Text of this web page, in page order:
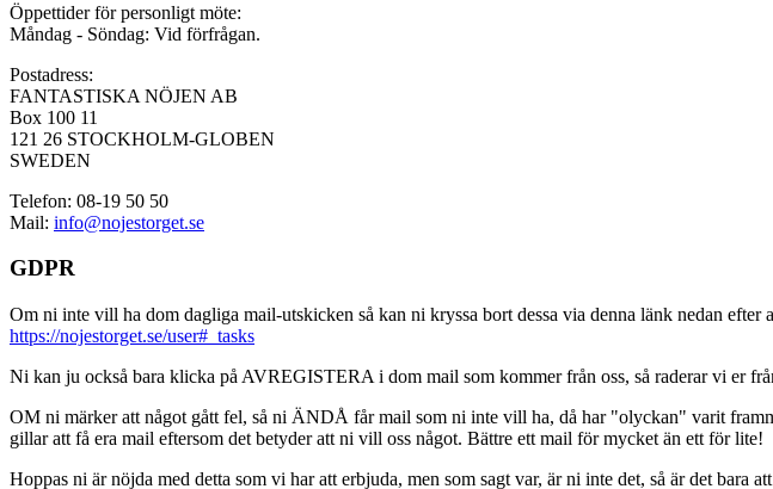
Öppettider för personligt möte:
Måndag - Söndag: Vid förfrågan.
Postadress:
FANTASTISKA NÖJEN AB
Box 100 11
121 26 STOCKHOLM-GLOBEN
SWEDEN
Telefon: 08-19 50 50
Mail: info@nojestorget.se
GDPR
Om ni inte vill ha dom dagliga mail-utskicken så kan ni kryssa bort dessa via denna länk nedan efter
https://nojestorget.se/user#_tasks
Ni kan ju också bara klicka på AVREGISTERA i dom mail som kommer från oss, så raderar vi er
OM ni märker att något gått fel, så ni ÄNDÅ får mail som ni inte vill ha, då har "olyckan" varit
gillar att få era mail eftersom det betyder att ni vill oss något. Bättre ett mail för mycket än ett för lite!
Hoppas ni är nöjda med detta som vi har att erbjuda, men som sagt var, är ni inte det, så är det